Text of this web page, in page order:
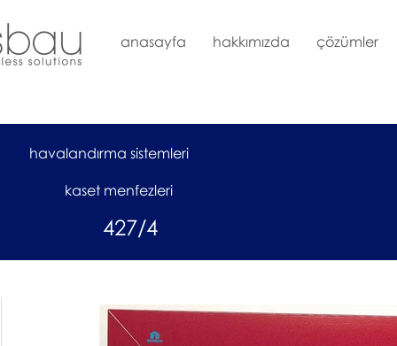
anasayfa hakkımızda çözümler
havalandırma sistemleri
kaset menfezleri
427/4